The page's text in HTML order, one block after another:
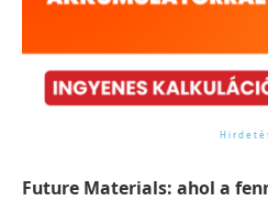
Future Materials: ahol a